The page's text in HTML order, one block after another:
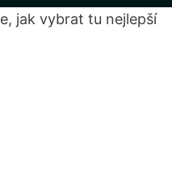
jak vybrat tu nejlepší